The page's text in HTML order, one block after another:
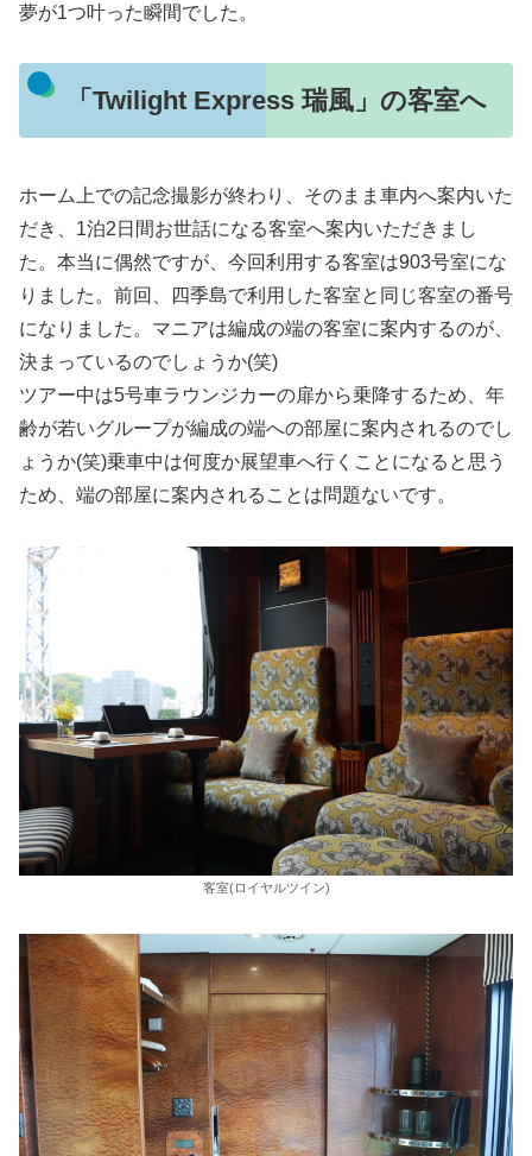
夢が1つ叶った瞬間でした。
「Twilight Express 瑞風」の客室へ
ホーム上での記念撮影が終わり、そのまま車内へ案内いた
だき、1泊2日間お世話になる客室へ案内いただきまし
た。本当に偶然ですが、今回利用する客室は903号室にな
りました。前回、四季島で利用した客室と同じ客室の番号
になりました。マニアは編成の端の客室に案内するのが、
決まっているのでしょうか(笑)
ツアー中は5号車ラウンジカーの扉から乗降するため、年
齢が若いグループが編成の端への部屋に案内されるのでし
ょうか(笑)乗車中は何度か展望車へ行くことになると思う
ため、端の部屋に案内されることは問題ないです。
客室(ロイヤルツイン)